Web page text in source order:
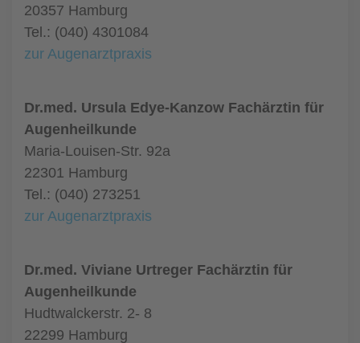
20357 Hamburg
Tel.: (040) 4301084
zur Augenarztpraxis
Dr.med. Ursula Edye-Kanzow Fachärztin für
Augenheilkunde
Maria-Louisen-Str. 92a
22301 Hamburg
Tel.: (040) 273251
zur Augenarztpraxis
Dr.med. Viviane Urtreger Fachärztin für
Augenheilkunde
Hudtwalckerstr. 2- 8
22299 Hamburg